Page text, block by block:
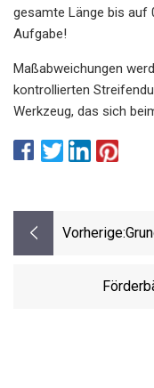
gesamte Länge bis auf
Aufgabe!
Maßabweichungen
kontrollierten
Werkzeug, das sich
Vorherige: